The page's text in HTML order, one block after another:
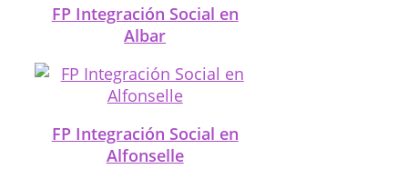
FP Integración Social en
Albar
FP Integración Social en
Alfonselle